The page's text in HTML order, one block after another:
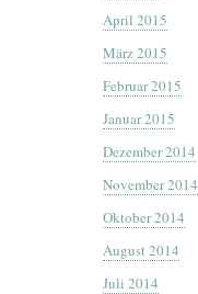
April 2015
März 2015
Februar 2015
Januar 2015
Dezember 2014
November 2014
Oktober 2014
August 2014
Juli 2014